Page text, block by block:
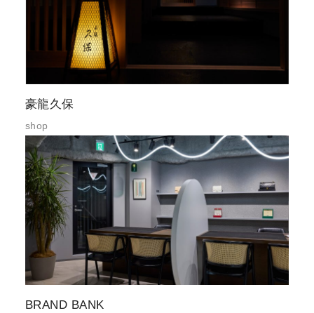
豪龍久保
shop
BRAND BANK